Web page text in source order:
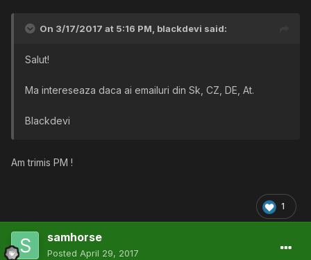
On 3/17/2017 at 5:16 PM, blackdevi said:
Salut!
Ma intereseaza daca ai emailuri din Sk, CZ, DE, At.
Blackdevi
Am trimis PM !
1
samhorse
Posted April 29, 2017